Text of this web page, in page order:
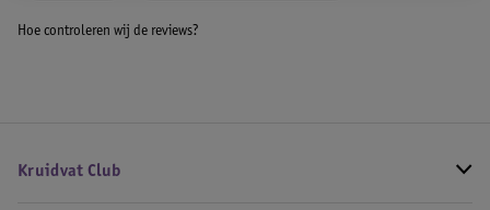
Hoe controleren wij de reviews?
Kruidvat Club